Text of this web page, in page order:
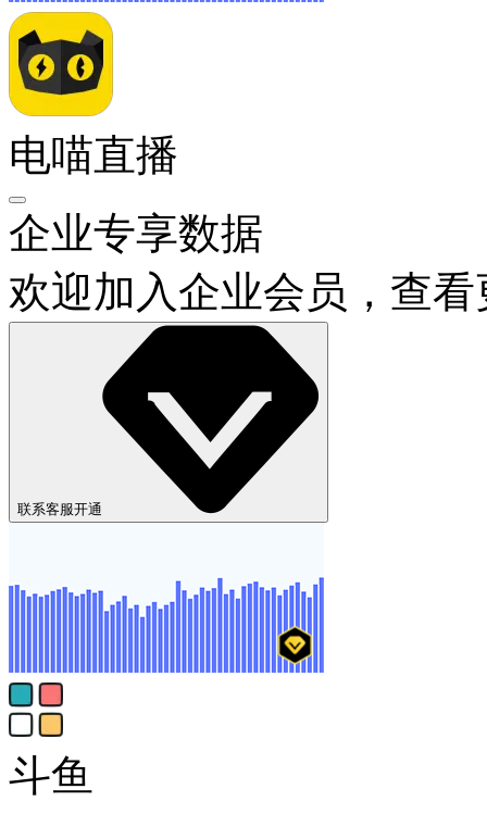
电喵直播
企业专享数据
欢迎加入企业会员，查